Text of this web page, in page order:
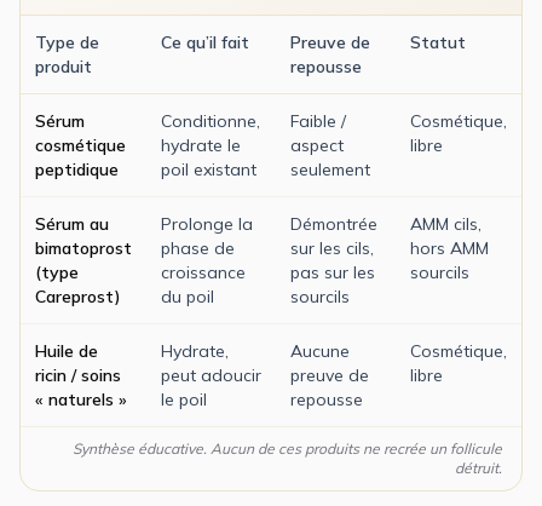
Type de
produit
Ce qu’il fait
Preuve de
repousse
Statut
Sérum
cosmétique
peptidique
Conditionne,
hydrate le
poil existant
Faible /
aspect
seulement
Cosmétique,
libre
Sérum au
bimatoprost
(type
Careprost)
Prolonge la
phase de
croissance
du poil
Démontrée
sur les cils,
pas sur les
sourcils
AMM cils,
hors AMM
sourcils
Huile de
ricin / soins
« naturels »
Hydrate,
peut adoucir
le poil
Aucune
preuve de
repousse
Cosmétique,
libre
Synthèse éducative. Aucun de ces produits ne recrée un follicule
détruit.